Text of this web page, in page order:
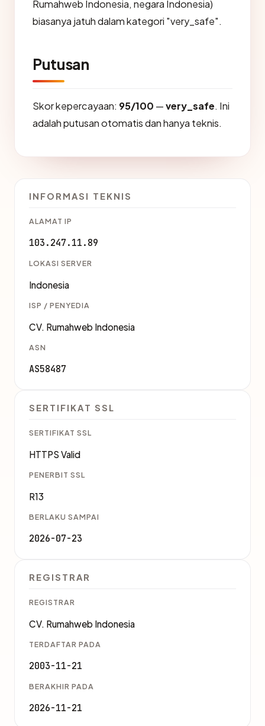
Rumahweb Indonesia, negara Indonesia)
biasanya jatuh dalam kategori "very_safe".
Putusan
Skor kepercayaan: 95/100 —very_safe. Ini
adalah putusan otomatis dan hanya teknis.
INFORMASI TEKNIS
ALAMAT IP
103.247.11.89
LOKASI SERVER
Indonesia
ISP / PENYEDIA
CV. Rumahweb Indonesia
ASN
AS58487
SERTIFIKAT SSL
SERTIFIKAT SSL
HTTPS Valid
PENERBIT SSL
R13
BERLAKU SAMPAI
2026-07-23
REGISTRAR
REGISTRAR
CV. Rumahweb Indonesia
TERDAFTAR PADA
2003-11-21
BERAKHIR PADA
2026-11-21